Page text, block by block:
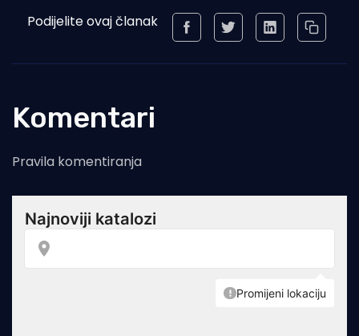
Podijelite ovaj članak
Komentari
Pravila komentiranja